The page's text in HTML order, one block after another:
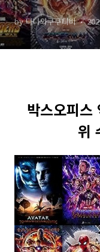
by 다나와쿠쿠티비
박스오피스
위